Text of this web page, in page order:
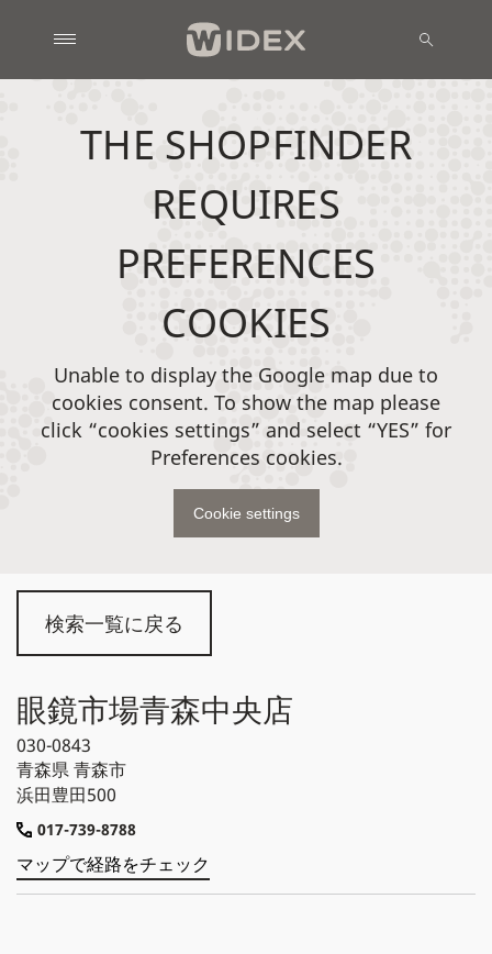
検索一覧に戻る
眼鏡市場青森中央店
030-0843
青森県青森市
浜田豊田500
017-739-8788
マップで経路をチェック
THE SHOPFINDER
REQUIRES
PREFERENCES
COOKIES
Unable to display the Google map due to
cookies consent. To show the map please
click “cookies settings” and select “YES” for
Preferences cookies.
Cookie settings